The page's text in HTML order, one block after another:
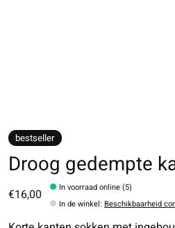
bestseller
Droog gedempte
€16,00
In voorraad online (5)
In de winkel: Beschikbaarheid